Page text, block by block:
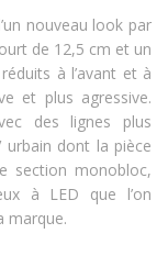
nouveau look par
de 12,5 cm et un
à l’avant et à
et plus agressive.
des lignes plus
dont la pièce
section monobloc,
à LED que l’on
marque.